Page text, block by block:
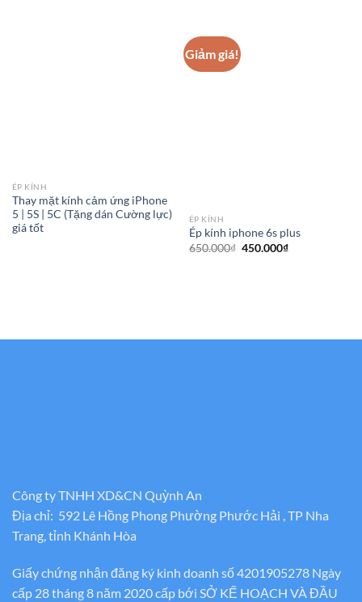
ÉP KÍNH
Thay mặt kính cảm ứng iPhone
5 | 5S | 5C (Tặng dán Cường lực)
giá tốt
Giảm giá!
ÉP KÍNH
Ép kính iphone 6s plus
650.000₫ Giá
450.000₫Giá
Công ty TNHH XD&CN Quỳnh An
Địa chỉ: 592 Lê Hồng Phong Phường Phước Hải , TP Nha
Trang, tỉnh Khánh Hòa
Giấy chứng nhận đăng ký kinh doanh số 4201905278 Ngày
cấp 28 tháng 8 năm 2020 cấp bới SỞ KẾ HOẠCH VÀ ĐẦU